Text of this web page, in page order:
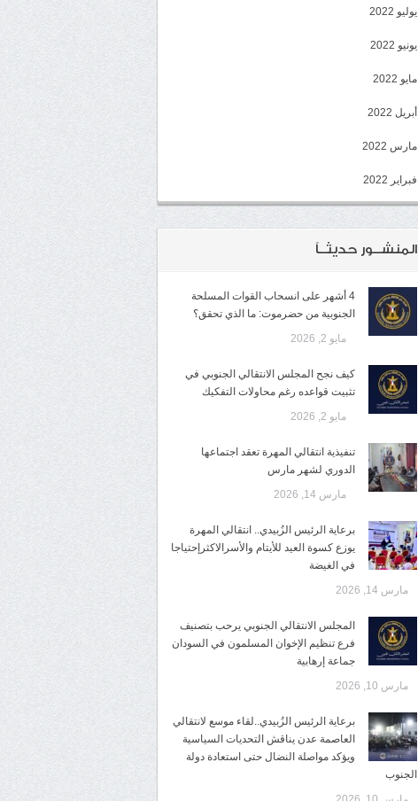
يوليو 2022
يونيو 2022
مايو 2022
أبريل 2022
مارس 2022
فبراير 2022
المنشــور حديثــاً
4 أشهر على انسحاب القوات المسلحة
الجنوبية من حضرموت: ما الذي تحقق؟
مايو 2, 2026
كيف نجح المجلس الانتقالي الجنوبي في
تثبيت قواعده رغم محاولات التفكيك
مايو 2, 2026
تنفيذية انتقالي المهرة تعقد اجتماعها
الدوري لشهر مارس
مارس 14, 2026
برعاية الرئيس الزُبيدي.. انتقالي المهرة
يوزع كسوة العيد للأيتام والأسرالاكثرإحتياجا
في الغيضة
مارس 14, 2026
المجلس الانتقالي الجنوبي يرحب بتصنيف
فرع تنظيم الإخوان المسلمون في السودان
جماعة إرهابية
مارس 10, 2026
برعاية الرئيس الزُبيدي..لقاء موسع لانتقالي
العاصمة عدن يناقش التحديات السياسية
ويؤكد مواصلة النضال حتى استعادة دولة
الجنوب